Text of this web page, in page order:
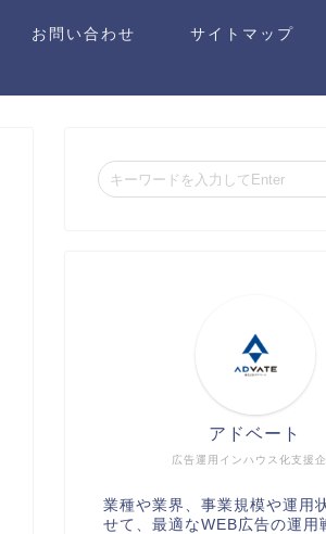
お問い合わせ サイトマップ
広告運用インハウス化支援
アドベート
業種や業界、事業規模や運用
せて、最適なWEB広告の運用